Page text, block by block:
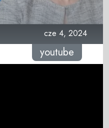
cze 4, 2024
youtube